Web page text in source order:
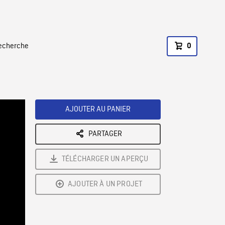
0
AJOUTER AU PANIER
PARTAGER
TÉLÉCHARGER UN APERÇU
AJOUTER À UN PROJET